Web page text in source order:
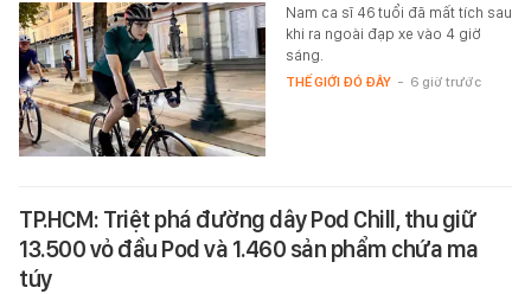
Nam ca sĩ 46 tuổi đã mất tích sau
khi ra ngoài đạp xe vào 4 giờ
sáng.
THẾ GIỚI ĐÓ ĐÂY - 6 giờ trước
TP.HCM: Triệt phá đường dây Pod Chill, thu giữ
13.500 vỏ đầu Pod và 1.460 sản phẩm chứa ma
túy